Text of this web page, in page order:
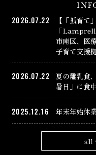
2026.07.22
【「孤育
「
市南区、医
子育て支援
2026.07.22
夏の離乳食
暑日」に食
2025.12.16 年末年始休
all